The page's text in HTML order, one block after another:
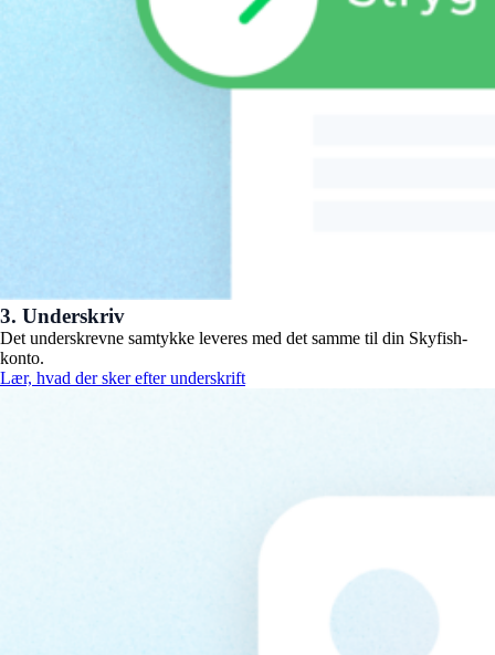
3. Underskriv
Det underskrevne samtykke leveres med det samme til din Skyfish-
konto.
Lær, hvad der sker efter underskrift